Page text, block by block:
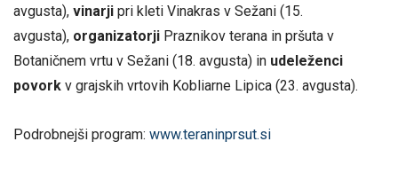
avgusta), vinarji pri kleti Vinakras v Sežani (15.
avgusta), organizatorji Praznikov terana in pršuta v
Botaničnem vrtu v Sežani (18. avgusta) in udeleženci
povork v grajskih vrtovih Kobliarne Lipica (23. avgusta).
Podrobnejši program: www.teraninprsut.si